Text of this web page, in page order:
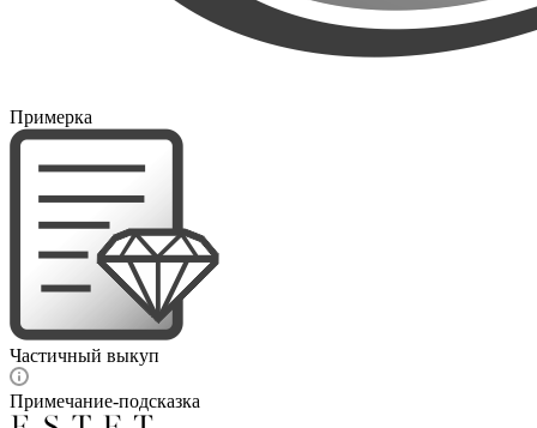
Примерка
Частичный выкуп
Примечание-подсказка